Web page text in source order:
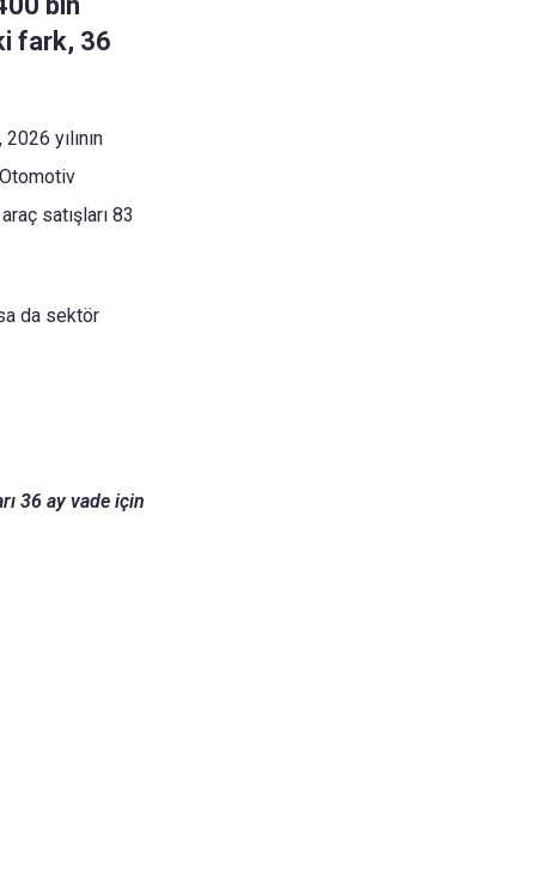
fark, 36
yılının
satışları 83
da sektör
36 ay vade için